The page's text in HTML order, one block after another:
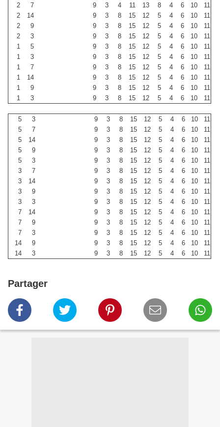
2 7 9 3 4 11 13 8 4 6 10
11
2
14 9 3 8 15 12 5 4 6 10
11
2
9 9 3 8 15 12 5 4 6 10
11
2
3 9 3 8 15 12 5 4 6 10
11
1
5 9 3 8 15 12 5 4 6 10
11
1
3 9 3 8 15 12 5 4 6 10
11
1
7 9 3 8 15 12 5 4 6 10
11
1
14 9 3 8 15 12 5 4 6 10
11
1
9 9 3 8 15 12 5 4 6 10
11
1
3 9 3 8 15 12 5 4 6 10 11
5 3 9 3 8 15 12 5 4 6 10
11
5
7 9 3 8 15 12 5 4 6 10
11
5
14 9 3 8 15 12 5 4 6 10
11
5
9 9 3 8 15 12 5 4 6 10
11
5
3 9 3 8 15 12 5 4 6 10
11
3
7 9 3 8 15 12 5 4 6 10
11
3
14 9 3 8 15 12 5 4 6 10
11
3
9 9 3 8 15 12 5 4 6 10
11
3
3 9 3 8 15 12 5 4 6 10
11
7
14 9 3 8 15 12 5 4 6 10
11
7
9 9 3 8 15 12 5 4 6 10
11
7
3 9 3 8 15 12 5 4 6 10
11
14
9 9 3 8 15 12 5 4 6 10
11
14
3 9 3 8 15 12 5 4 6 10 11
Partager